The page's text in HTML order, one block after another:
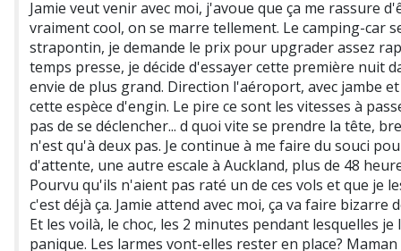
Jamie veut venir avec moi, j'avoue que ça me rassure
vraiment cool, on se marre tellement. Le camping-car
strapontin, je demande le prix pour upgrader assez
temps presse, je décide d'essayer cette première nuit
envie de plus grand. Direction l'aéroport, avec jambe
cette espèce d'engin. Le pire ce sont les vitesses à
pas de se déclencher... d quoi vite se prendre la tête,
n'est qu'à deux pas. Je continue à me faire du souci
d'attente, une autre escale à Auckland, plus de 48
Pourvu qu'ils n'aient pas raté un de ces vols et que je
c'est déjà ça. Jamie attend avec moi, ça va faire
Et les voilà, le choc, les 2 minutes pendant lesquelles
panique. Les larmes vont-elles rester en place?